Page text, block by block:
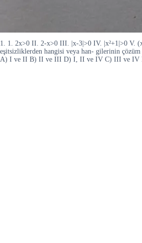
1. 1. 2x>0 II. 2-x>0 III. |x-3|>0 IV. |x²+1|>0 V.
eşitsizliklerden hangisi veya han- gilerinin çözüm
A) I ve II B) II ve III D) I, II ve IV C) III ve IV